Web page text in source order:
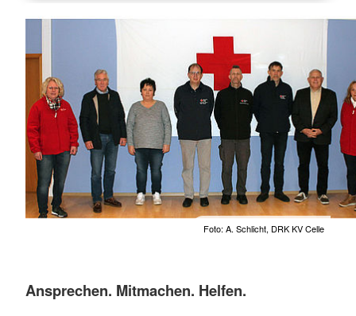
Foto: A. Schlicht, DRK KV Celle
Ansprechen. Mitmachen. Helfen.